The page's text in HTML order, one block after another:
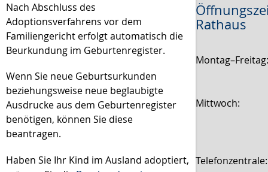
Nach Abschluss des
Adoptionsverfahrens vor dem
Familiengericht erfolgt automatisch die
Beurkundung im Geburtenregister.
Wenn Sie neue Geburtsurkunden
beziehungsweise neue beglaubigte
Ausdrucke aus dem Geburtenregister
benötigen, können Sie diese
beantragen.
Haben Sie Ihr Kind im Ausland adoptiert,
Rathaus
Mittwoch: